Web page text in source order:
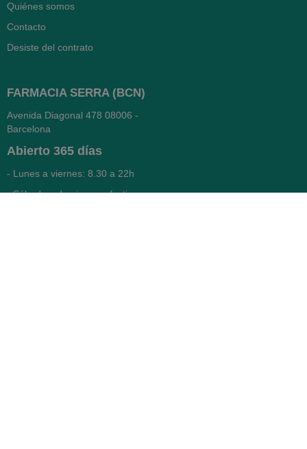
Quiénes somos
Contacto
Desiste del contrato
FARMACIA SERRA (BCN)
Avenida Diagonal 478 08006 -
Barcelona
Abierto 365 días
- Lunes a viernes: 8.30 a 22h
- Sábados, domingos y festivos: